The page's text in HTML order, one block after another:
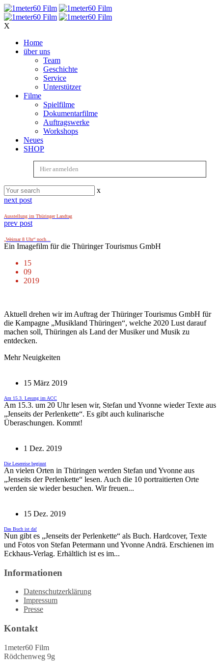
X
Home
über uns
Team
Geschichte
Service
Unterstützer
Filme
Spielfilme
Dokumentarfilme
Auftragswerke
Workshops
Neues
SHOP
Hier anmelden
x
next post
Ausstellung im Thüringer Landtag
prev post
„Weimar 8 Uhr“ noch...
Ein Imagefilm für die Thüringer Tourismus GmbH
15
09
2019
Aktuell drehen wir im Auftrag der Thüringer Tourismus GmbH für
die Kampagne „Musikland Thüringen“, welche 2020 Lust darauf
machen soll, Thüringen als Land der Musiker und Musik zu
entdecken.
Mehr Neuigkeiten
15 März 2019
Am 15.3. Lesung im ACC
Am 15.3. um 20 Uhr lesen wir, Stefan und Yvonne wieder Texte aus
„Jenseits der Perlenkette“. Es gibt auch kulinarische
Überaschungen. Kommt!
1 Dez. 2019
Die Lesereise beginnt
An vielen Orten in Thüringen werden Stefan und Yvonne aus
„Jenseits der Perlenkette“ lesen. Auch die 10 portraitierten Orte
werden sie wieder besuchen. Wir freuen...
15 Dez. 2019
Das Buch ist da!
Nun gibt es „Jenseits der Perlenkette“ als Buch. Hardcover, Texte
und Fotos von Stefan Petermann und Yvonne Andrä. Erschienen im
Eckhaus-Verlag. Erhältlich ist es im...
Informationen
Datenschutzerklärung
Impressum
Presse
Kontakt
1meter60 Film
Rödchenweg 9g